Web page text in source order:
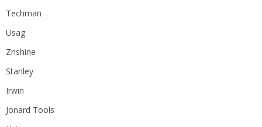
Techman
Usag
Znshine
Stanley
Irwin
Jonard Tools